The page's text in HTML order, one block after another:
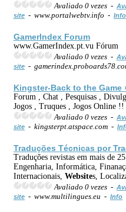
Avaliado 0 vezes -
site - www.portalwebtv.info - Info
GamerIndex Forum
www.GamerIndex.pt.vu Fórum
Avaliado 0 vezes -
site -
Kingster-Back to the Game
Forum , Chat , Pesquisas ,
Jogos , Truques , Jogos Online !!
Avaliado 0 vezes -
site - kingsterpt.atspace.com -
Traduções Técnicas por
Traduções revistas em mais de
Engenharia, Informática,
Internacionais, Websites,
Avaliado 0 vezes -
site - www.multilingues.eu - Info